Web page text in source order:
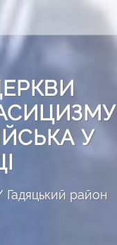
У
Гадяцький район